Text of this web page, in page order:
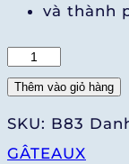
và thành
Sukem
Puff
Sôcôla
số
Thêm vào giỏ hàng
SKU: B83
GÂTEAUX